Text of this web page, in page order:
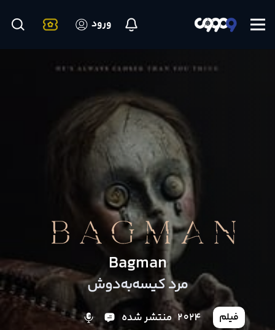
ورود
Bagman
مرد کیسه‌‌به‌دوش
فیلم 2024 منتشر شده